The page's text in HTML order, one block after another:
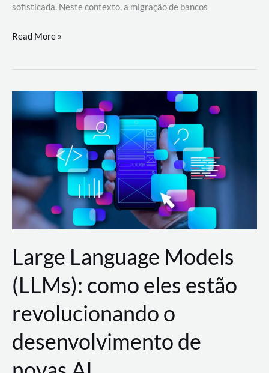
sofisticada. Neste contexto, a migração de bancos
Por
migrar
de
a
AWS?
Read More »
Large Language Models
(LLMs): como eles estão
revolucionando o
desenvolvimento de